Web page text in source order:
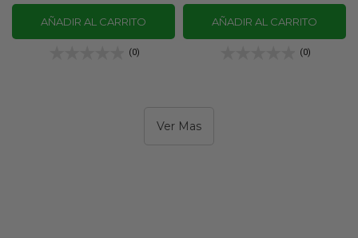
AÑADIR AL CARRITO
(0)
AÑADIR AL CARRITO
(0)
Ver Mas